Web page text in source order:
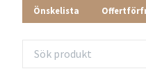
Önskelista